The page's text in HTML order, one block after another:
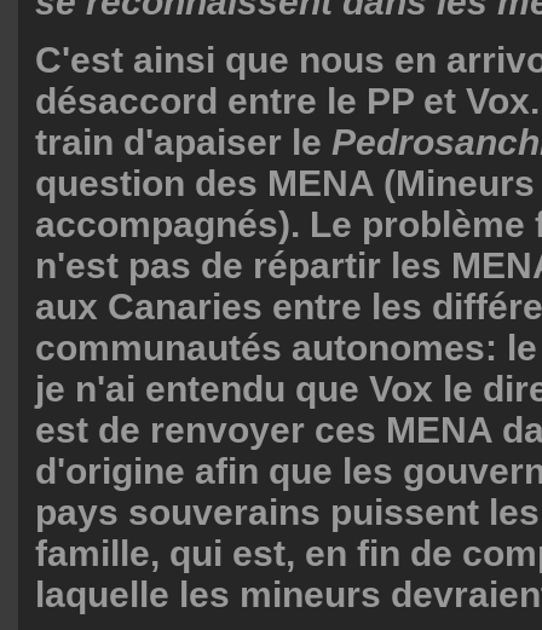
C'est ainsi que nous en
désaccord entre le PP et
train d'apaiser le
question des MENA
accompagnés). Le problème
n'est pas de répartir les
aux Canaries entre les
communautés autonomes:
je n'ai entendu que Vox le
est de renvoyer ces MENA
d'origine afin que les
pays souverains puissent
famille, qui est, en fin de
laquelle les mineurs